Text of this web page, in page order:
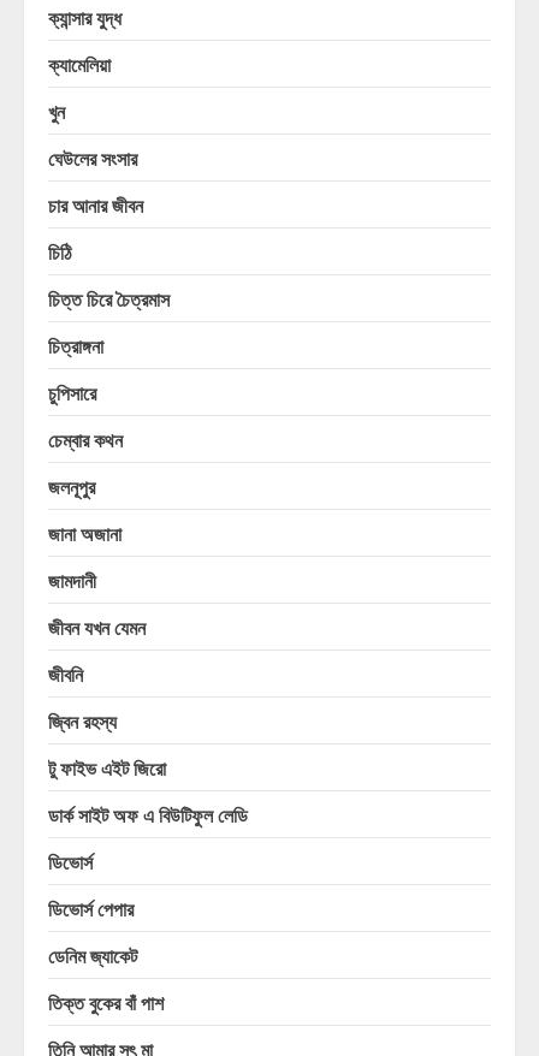
ক্যান্সার যুদ্ধ
ক্যামেলিয়া
খুন
ঘেউলের সংসার
চার আনার জীবন
চিঠি
চিত্ত চিরে চৈত্রমাস
চিত্রাঙ্গনা
চুপিসারে
চেম্বার কথন
জলনূপুর
জানা অজানা
জামদানী
জীবন যখন যেমন
জীবনি
জ্বিন রহস্য
টু ফাইভ এইট জিরো
ডার্ক সাইট অফ এ বিউটিফুল লেডি
ডিভোর্স
ডিভোর্স পেপার
ডেনিম জ্যাকেট
তিক্ত বুকের বাঁ পাশ
তিনি আমার সৎ মা